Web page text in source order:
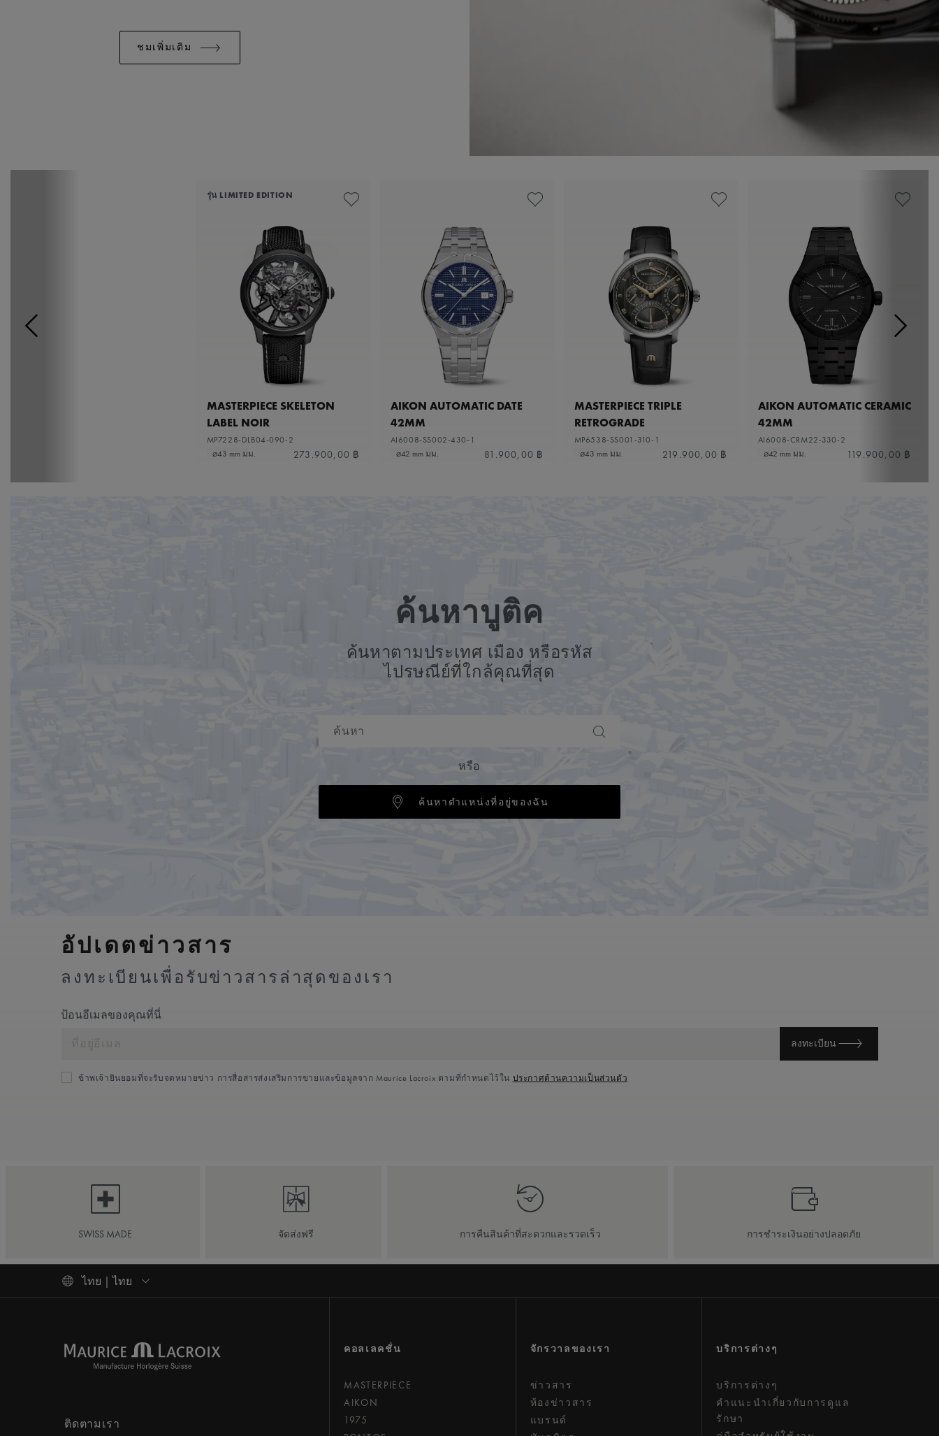
ชมเพิ่มเติม
รุ่น LIMITED EDITION
MASTERPIECE SKELETON
LABEL NOIR
MP7228-DLB04-090-2
⌀43 mm มม.
273.900,00 ฿
AIKON AUTOMATIC DATE
42MM
AI6008-SS002-430-1
⌀42 mm มม.
81.900,00 ฿
MASTERPIECE TRIPLE
RETROGRADE
MP6538-SS001-310-1
⌀43 mm มม.
219.900,00 ฿
AIKON AUTOMATIC CERAMIC
42MM
AI6008-CRM22-330-2
⌀42 mm มม.
119.900,00 ฿
ค้นหาบูติค
ค้นหาตามประเทศ เมือง หรือรหัส
ไปรษณีย์ที่ใกล้คุณที่สุด
หรือ
ค้นหาตำแหน่งที่อยู่ของฉัน
อัปเดตข่าวสาร
ลงทะเบียนเพื่อรับข่าวสารล่าสุดของเรา
ป้อนอีเมลของคุณที่นี่
ลงทะเบียน
ข้าพเจ้ายินยอมที่จะรับจดหมายข่าว การสื่อสารส่งเสริมการขายและข้อมูลจาก Maurice Lacroix ตามที่กำหนดไว้ใน ประกาศด้านความเป็นส่วนตัว
SWISS MADE จัดส่งฟรี การคืนสินค้าที่สะดวกและรวดเร็ว การชำระเงินอย่างปลอดภัย
ไทย | ไทย
ติดตามเรา
คอลเลคชั่น
MASTERPIECE
AIKON
1975
จักรวาลของเรา
ข่าวสาร
ห้องข่าวสาร
แบรนด์
บริการต่างๆ
บริการต่างๆ
คําแนะนําเกี่ยวกับการดูแล
รักษา